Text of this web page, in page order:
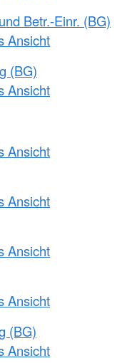
Betr.-Einr. (BG)
Ansicht
(BG)
Ansicht
Ansicht
Ansicht
Ansicht
Ansicht
(BG)
Ansicht